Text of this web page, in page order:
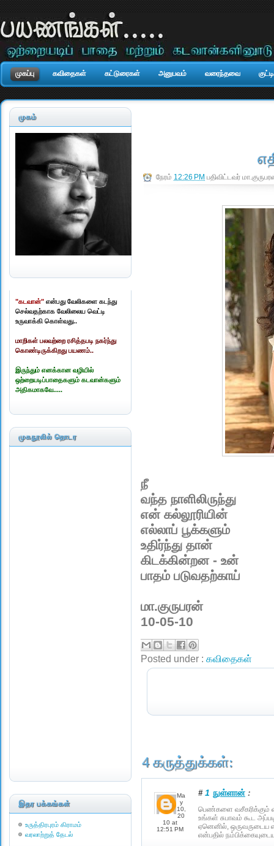
முகப்பு கவிதைகள் கட்டுரைகள் அனுபவம் வரைந்தவை
முகம்
"கடவான்" என்பது வேலிகளை கடந்து
செல்வதற்காக வேலிலைய வெட்டி
உருவாக்கி கொள்வது..
மாறிகள் பலவற்றை ரசித்தபடி நகர்ந்து
கொண்டிருக்கிறது பயணம்..
இருந்தும் எனக்கான வழியில்
ஒற்றையடிப்பாதைகளும் கடவான்களும்
அதிகமாகவே.....
முகநூலில் தொடர
இதர பக்கங்கள்
உருத்திரபுரம் கிராமம்
வரலாற்றுத் தேடல்
நேரம் 12:26 PM பதிவிட்டவர்
நீ
வந்த நாளிலிருந்து
என் கல்லூரியின்
எல்லாப் பூக்களும்
உதிர்ந்து தான்
கிடக்கின்றன - உன்
பாதம் படுவதற்காய்
மா.குருபரன்
10-05-10
Posted under : கவிதைகள்
4 கருத்துக்கள்:
Ma
y
10,
20
10 at
12:51 PM
# 1 நுள்ளான் :
பெண்களை வசீகரிக்கும்
உங்கள் சுபாவம் கூட
ஏனெனில், ஒருவருடைய
என்பதில்